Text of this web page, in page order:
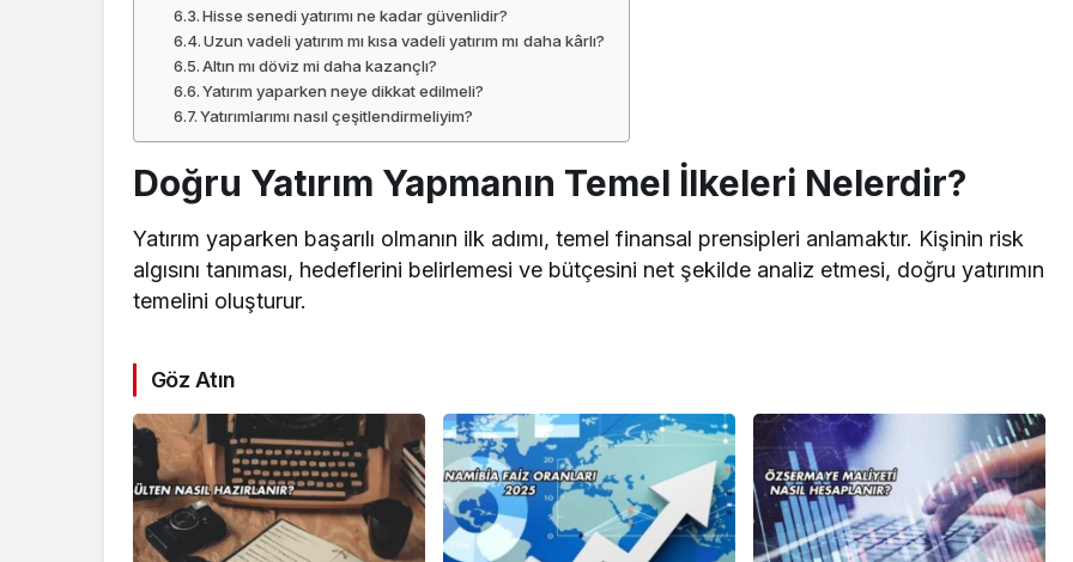
Hisse senedi yatırımı ne kadar güvenlidir?
Uzun vadeli yatırım mı kısa vadeli yatırım mı daha kârlı?
Altın mı döviz mi daha kazançlı?
Yatırım yaparken neye dikkat edilmeli?
Yatırımlarımı nasıl çeşitlendirmeliyim?
Doğru Yatırım Yapmanın Temel İlkeleri Nelerdir?
Yatırım yaparken başarılı olmanın ilk adımı, temel finansal prensipleri anlamaktır. Kişinin risk
algısını tanıması, hedeflerini belirlemesi ve bütçesini net şekilde analiz etmesi, doğru yatırımın
temelini oluşturur.
Göz Atın